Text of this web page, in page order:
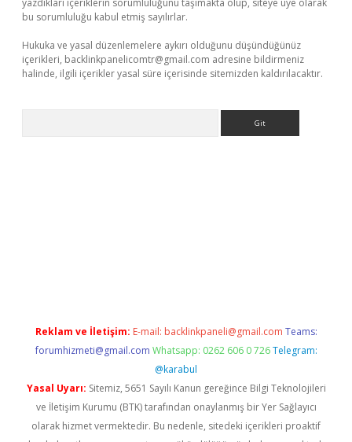
yazdıkları içeriklerin sorumluluğunu taşımakta olup, siteye üye olarak
bu sorumluluğu kabul etmiş sayılırlar.
Hukuka ve yasal düzenlemelere aykırı olduğunu düşündüğünüz
içerikleri, backlinkpanelicomtr@gmail.com adresine bildirmeniz
halinde, ilgili içerikler yasal süre içerisinde sitemizden kaldırılacaktır.
Reklam ve İletişim: E-mail: backlinkpaneli@gmail.com Teams:
forumhizmeti@gmail.com Whatsapp: 0262 606 0 726 Telegram:
@karabul
Yasal Uyarı: Sitemiz, 5651 Sayılı Kanun gereğince Bilgi Teknolojileri
ve İletişim Kurumu (BTK) tarafından onaylanmış bir Yer Sağlayıcı
olarak hizmet vermektedir. Bu nedenle, sitedeki içerikleri proaktif